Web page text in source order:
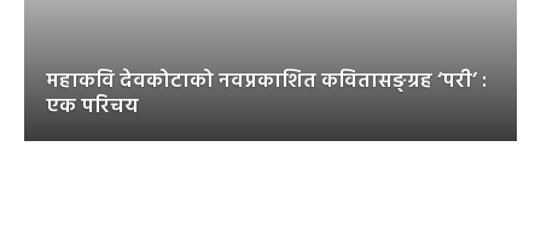
महाकवि देवकोटाको नवप्रकाशित कवितासङ्ग्रह ‘परी’ :
एक परिचय